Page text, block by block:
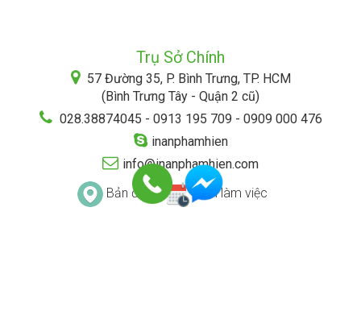
Trụ Sở Chính
57 Đường 35, P. Bình Trưng, TP. HCM
(Bình Trưng Tây - Quận 2 cũ)
028.38874045 - 0913 195 709 - 0909 000 476
inanphamhien
info@inanphamhien.com
Bản đồ
Lịch làm việc